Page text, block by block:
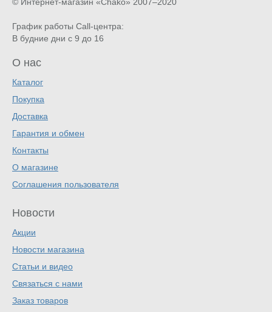
График работы Call-центра:
В будние дни с 9 до 16
О нас
Каталог
Покупка
Доставка
Гарантия и обмен
Контакты
О магазине
Соглашения пользователя
Новости
Акции
Новости магазина
Статьи и видео
Связаться с нами
Заказ товаров